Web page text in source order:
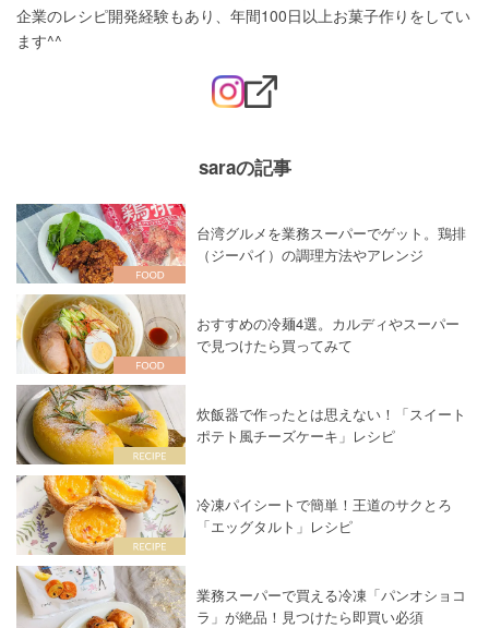
企業のレシピ開発経験もあり、年間100日以上お菓子作りをしてい
ます^^
saraの記事
台湾グルメを業務スーパーでゲット。鶏排
（ジーパイ）の調理方法やアレンジ
おすすめの冷麺4選。カルディやスーパー
で見つけたら買ってみて
炊飯器で作ったとは思えない！「スイート
ポテト風チーズケーキ」レシピ
冷凍パイシートで簡単！王道のサクとろ
「エッグタルト」レシピ
業務スーパーで買える冷凍「パンオショコ
ラ」が絶品！見つけたら即買い必須